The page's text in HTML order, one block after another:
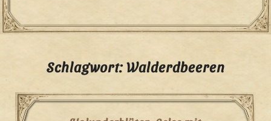
Schlagwort:Walderdbeeren